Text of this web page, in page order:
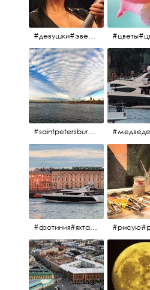
#девушки#эверласт#everlast#finland#southfinland#helsinki
#saintpetersburg #санктпетербург#нева#троицкиймост#питерскоеутро#петропавловскаякрепость
#фотиния#яхтафотиния#дмитриймедведев#медведев#яхта#алыепаруса2013#2013#алыепаруса #нева#санктпетербург #yachtphotinia#yacht